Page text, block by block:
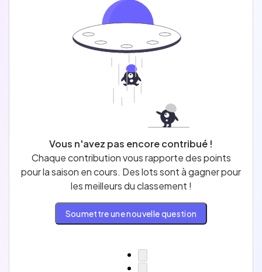
Technologie
QCM
Les plus récentes
Vous n'avez pas encore contribué !
Chaque contribution vous rapporte des points
pour la saison en cours. Des lots sont à gagner pour
les meilleurs du classement !
Soumettre une nouvelle question